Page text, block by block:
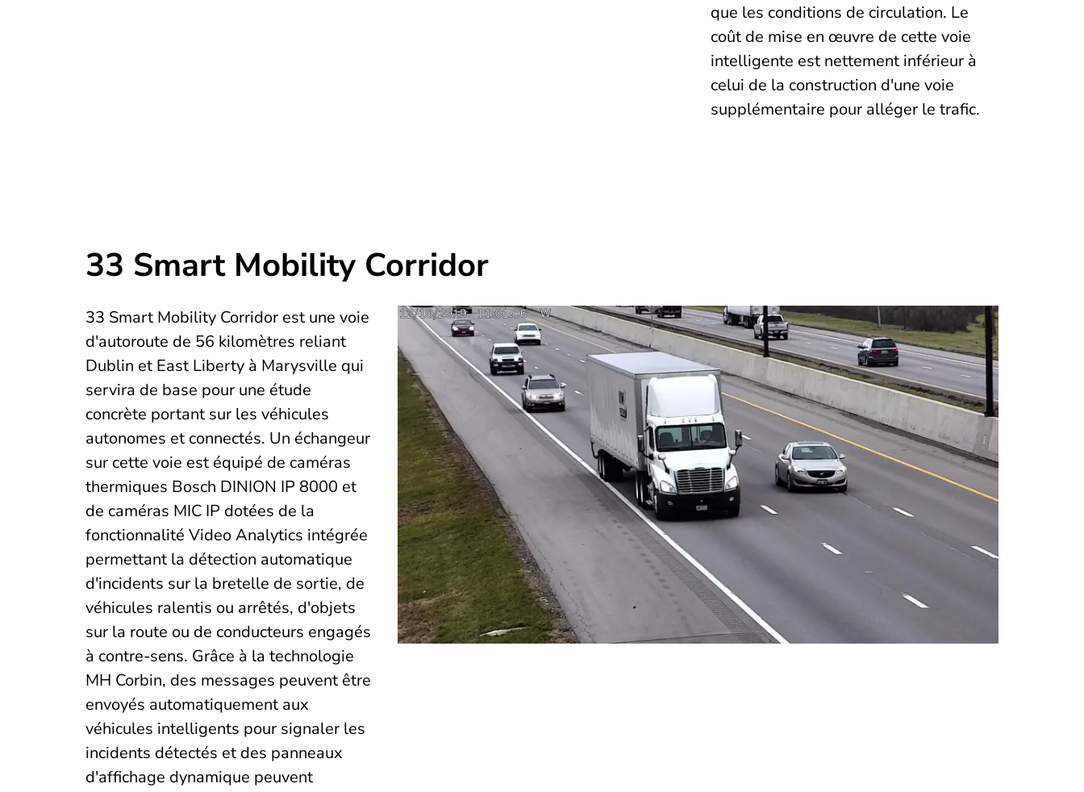
que les conditions de circulation. Le
coût de mise en œuvre de cette voie
intelligente est nettement inférieur à
celui de la construction d'une voie
supplémentaire pour alléger le trafic.
33 Smart Mobility Corridor
33 Smart Mobility Corridor est une voie
d'autoroute de 56 kilomètres reliant
Dublin et East Liberty à Marysville qui
servira de base pour une étude
concrète portant sur les véhicules
autonomes et connectés. Un échangeur
sur cette voie est équipé de caméras
thermiques Bosch DINION IP 8000 et
de caméras MIC IP dotées de la
fonctionnalité Video Analytics intégrée
permettant la détection automatique
d'incidents sur la bretelle de sortie, de
véhicules ralentis ou arrêtés, d'objets
sur la route ou de conducteurs engagés
à contre-sens. Grâce à la technologie
MH Corbin, des messages peuvent être
envoyés automatiquement aux
véhicules intelligents pour signaler les
incidents détectés et des panneaux
d'affichage dynamique peuvent